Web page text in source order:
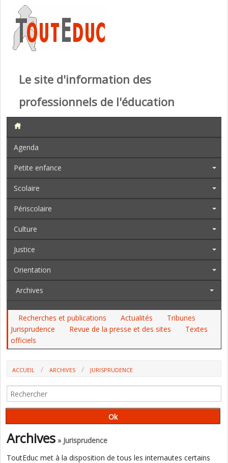
Le site d'information des
professionnels de l'éducation
Agenda
Petite enfance
Scolaire
Périscolaire
Culture
Justice
Orientation
Archives
Recherches et publications Actualités
Tribunes
Jurisprudence
Revue de la presse et des sites
Textes
officiels
ACCUEIL ARCHIVES JURISPRUDENCE
Archives » Jurisprudence
ToutEduc met à la disposition de tous les internautes certains